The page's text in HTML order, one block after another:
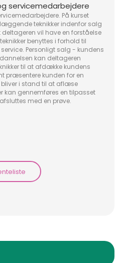
servicemedarbejdere
På kurset
teknikker indenfor salg
vil have en forståelse
benyttes i forhold til
Personligt salg - kundens
kan deltageren
til at afdække kundens
præsentere kunden for en
i stand til at aflæse
kan gennemføres en tilpasset
med en prøve.